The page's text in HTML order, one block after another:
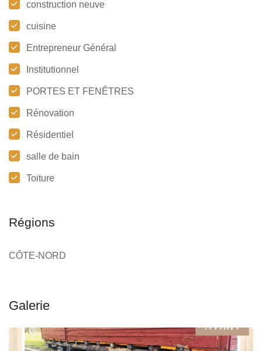
construction neuve
cuisine
Entrepreneur Général
Institutionnel
PORTES ET FENÊTRES
Rénovation
Résidentiel
salle de bain
Toiture
Régions
CÔTE-NORD